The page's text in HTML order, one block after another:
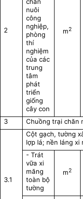
2
nuôi
công
nghiệp,
phòng
thí
nghiệm
của các
trung
tâm
phát
triển
giống
cây con
m2
3 Chuồng trại chăn
3.1
Cột gạch, tường
lợp lá; nền láng xi
- Trát
vữa xi
măng
toàn bộ
tường
m2